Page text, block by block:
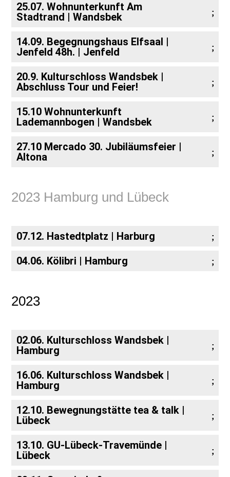
25.07. Wohnunterkunft Am
Stadtrand | Wandsbek
14.09. Begegnungshaus Elfsaal |
Jenfeld 48h. | Jenfeld
20.9. Kulturschloss Wandsbek |
Abschluss Tour und Feier!
15.10 Wohnunterkunft
Lademannbogen | Wandsbek
27.10 Mercado 30. Jubiläumsfeier |
Altona
2023 Hamburg und Lübeck
07.12. Hastedtplatz | Harburg
04.06. Kölibri | Hamburg
2023
02.06. Kulturschloss Wandsbek |
Hamburg
16.06. Kulturschloss Wandsbek |
Hamburg
12.10. Bewegnungstätte tea & talk |
Lübeck
13.10. GU-Lübeck-Travemünde |
Lübeck